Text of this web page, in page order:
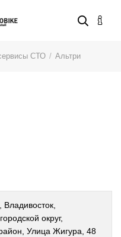
СТО Альтри
округ,
Улица Жигура, 48